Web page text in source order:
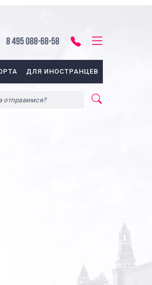
8 495 088-68-58
ДЛЯ ИНОСТРАНЦЕВ